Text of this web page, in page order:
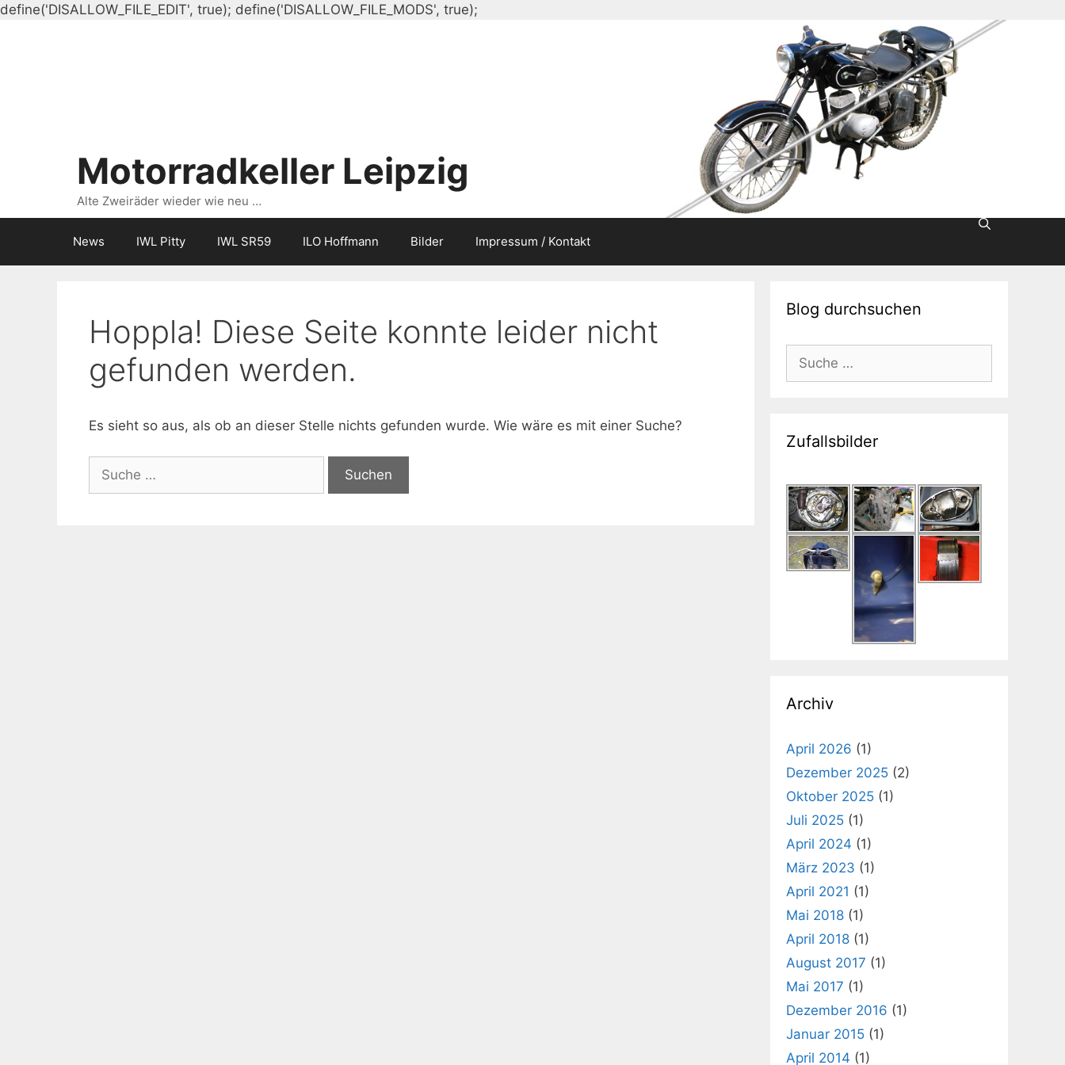
define('DISALLOW_FILE_EDIT', true); define('DISALLOW_FILE_MODS', true);
Motorradkeller Leipzig
Alte Zweiräder wieder wie neu …
News IWL Pitty IWL SR59 ILO Hoffmann Bilder Impressum / Kontakt
Hoppla! Diese Seite konnte leider nicht
gefunden werden.
Es sieht so aus, als ob an dieser Stelle nichts gefunden wurde. Wie wäre es mit einer Suche?
nach:
Blog durchsuchen
Suche
nach:
Zufallsbilder
Archiv
April 2026 (1)
Dezember 2025 (2)
Oktober 2025 (1)
Juli 2025 (1)
April 2024 (1)
März 2023 (1)
April 2021 (1)
Mai 2018 (1)
April 2018 (1)
August 2017 (1)
Mai 2017 (1)
Dezember 2016 (1)
Januar 2015 (1)
April 2014 (1)